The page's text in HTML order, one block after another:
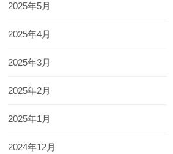
2025年5月
2025年4月
2025年3月
2025年2月
2025年1月
2024年12月